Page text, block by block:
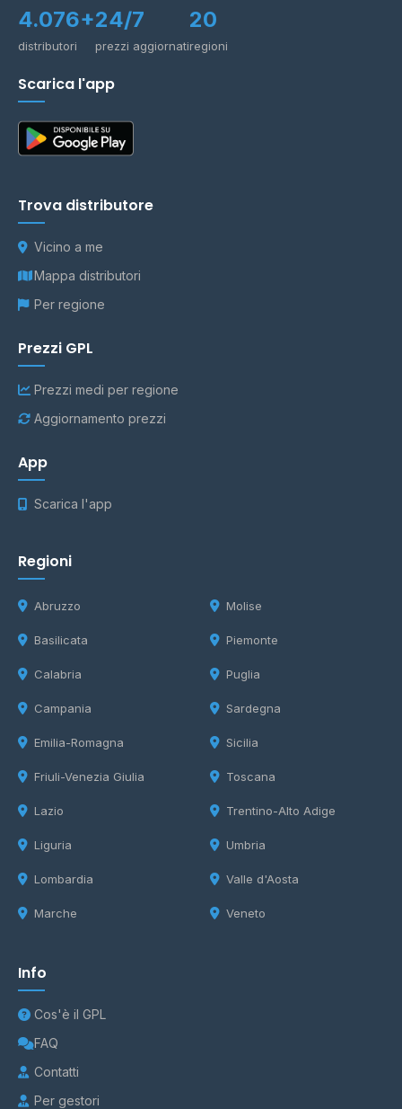
4.076+
distributori
24/7
prezzi aggiornati
20
regioni
Scarica l'app
Trova distributore
Vicino a me
Mappa distributori
Per regione
Prezzi GPL
Prezzi medi per regione
Aggiornamento prezzi
App
Scarica l'app
Regioni
Abruzzo
Basilicata
Calabria
Campania
Emilia-Romagna
Friuli-Venezia Giulia
Lazio
Liguria
Lombardia
Marche
Molise
Piemonte
Puglia
Sardegna
Sicilia
Toscana
Trentino-Alto Adige
Umbria
Valle d'Aosta
Veneto
Info
Cos'è il GPL
FAQ
Contatti
Per gestori